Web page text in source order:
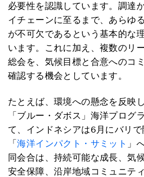
必要性を認識しています。調達
イチェーンに至るまで、あらゆ
が不可欠であるという基本的な
います。これに加え、複数のリ
総会を、気候目標と合意へのコ
確認する機会としています。
たとえば、環境への懸念を反映
「ブルー・ダボス」海洋プログ
て、インドネシアは6月にバリ
「海洋インパクト・サミット 」
同会合は、持続可能な成長、気
安全保障、沿岸地域コミュニテ